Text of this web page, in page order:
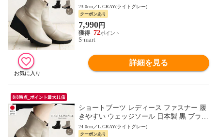
ク FIRST CONTACT ファーストコンタクト
69600
23.0cm／L.GRAY(ライトグレー)
クーポンあり
7,990円
72
S-mart
詳細を見る
8/8時点_ポイント最大11倍
ショートブーツ レディース ファスナー 履
きやすい ウェッジソール 日本製 黒 ブラッ
ク FIRST CONTACT ファーストコンタクト
69600
24.0cm／L.GRAY(ライトグレー)
クーポンあり